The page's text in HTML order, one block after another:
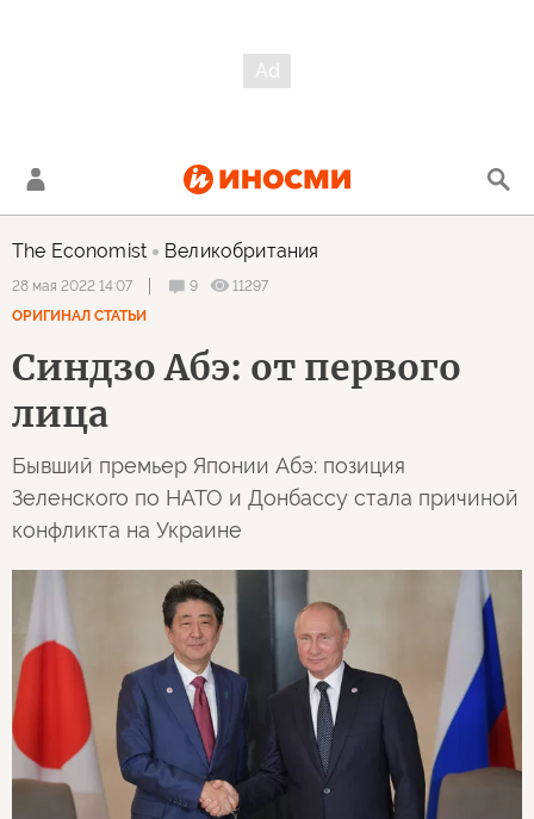
The Economist Великобритания
28 мая 2022 14:07 9
11297
ОРИГИНАЛ СТАТЬИ
Синдзо Абэ: от первого
лица
Бывший премьер Японии Абэ: позиция
Зеленского по НАТО и Донбассу стала причиной
конфликта на Украине